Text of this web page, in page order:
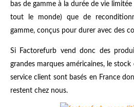
bas de gamme à la durée de vie
tout le monde) que de
gamme, conçus pour durer avec des
Si Factorefurb vend donc des
grandes marques américaines, le
service client sont basés en France
restent chez nous.